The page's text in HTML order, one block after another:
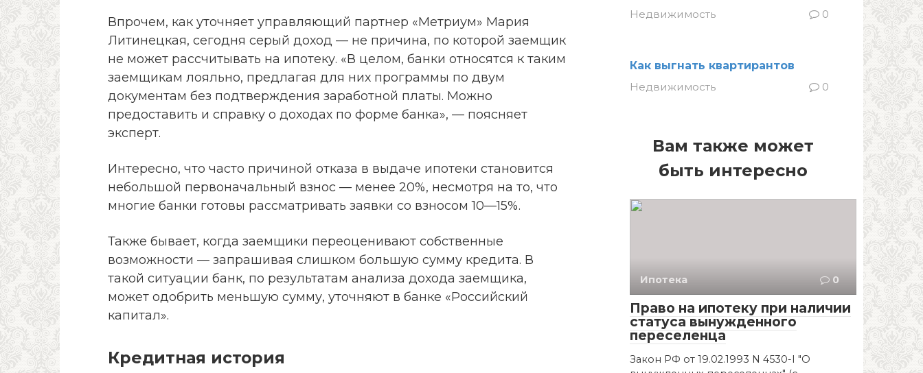
Впрочем, как уточняет управляющий партнер «Метриум» Мария
Литинецкая, сегодня серый доход — не причина, по которой заемщик
не может рассчитывать на ипотеку. «В целом, банки относятся к таким
заемщикам лояльно, предлагая для них программы по двум
документам без подтверждения заработной платы. Можно
предоставить и справку о доходах по форме банка», — поясняет
эксперт.
Интересно, что часто причиной отказа в выдаче ипотеки становится
небольшой первоначальный взнос — менее 20%, несмотря на то, что
многие банки готовы рассматривать заявки со взносом 10—15%.
Также бывает, когда заемщики переоценивают собственные
возможности — запрашивая слишком большую сумму кредита. В
такой ситуации банк, по результатам анализа дохода заемщика,
может одобрить меньшую сумму, уточняют в банке «Российский
капитал».
Кредитная история
Недвижимость
0
Как выгнать квартирантов
Недвижимость
0
Вам также может
быть интересно
Ипотека 0
Право на ипотеку при наличии
статуса вынужденного
переселенца
Закон РФ от 19.02.1993 N 4530-I "О